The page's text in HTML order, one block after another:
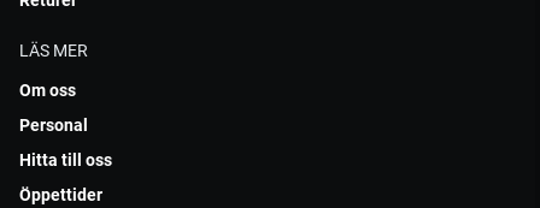
LÄS MER
Om oss
Personal
Hitta till oss
Öppettider